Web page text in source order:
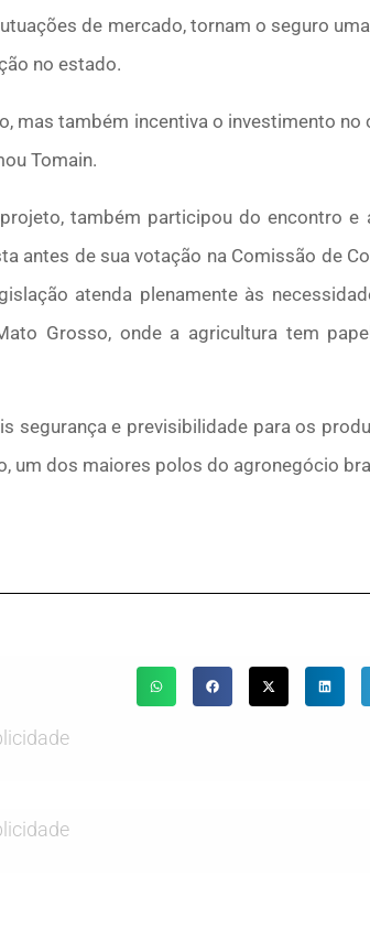
de mercado, tornam o seguro
no estado.
mas também incentiva o investimento no
Tomain.
também participou do encontro e
antes de sua votação na Comissão de
atenda plenamente às
Grosso, onde a agricultura tem
segurança e previsibilidade para os
um dos maiores polos do agronegócio